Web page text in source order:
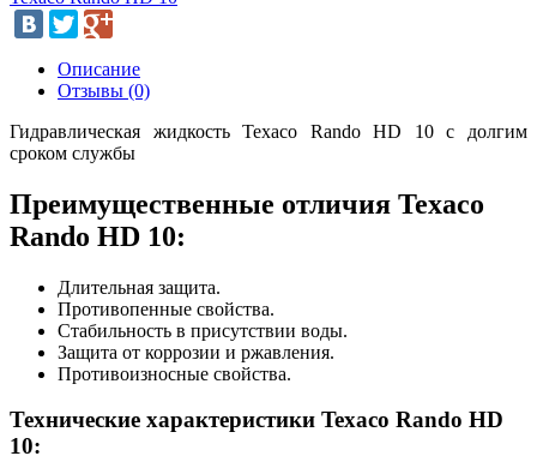
Описание
Отзывы (0)
Гидравлическая жидкость Texaco Rando HD 10 с долгим
сроком службы
Преимущественные отличия Texaco
Rando HD 10:
Длительная защита.
Противопенные свойства.
Стабильность в присутствии воды.
Защита от коррозии и ржавления.
Противоизносные свойства.
Технические характеристики Texaco Rando HD
10: